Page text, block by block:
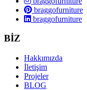
braggofurniture
braggofurniture
BİZ
Hakkımızda
İletişim
Projeler
BLOG